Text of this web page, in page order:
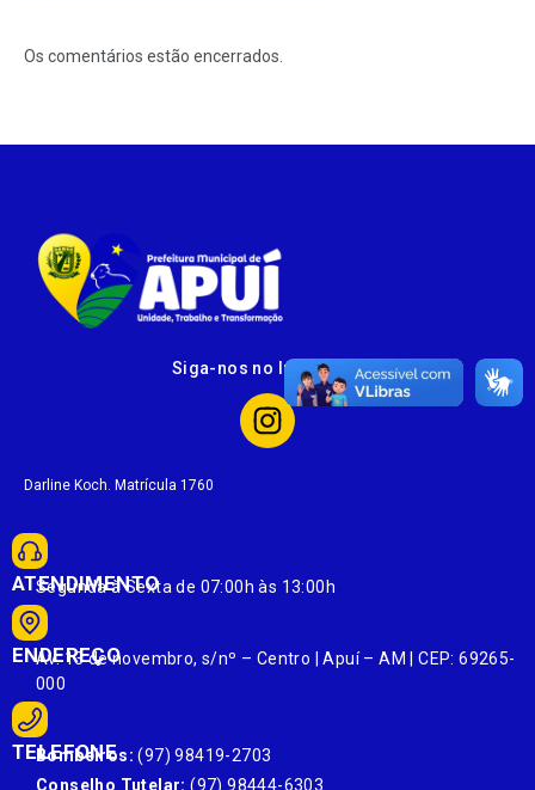
Os comentários estão encerrados.
Siga-nos no Instagram
Darline Koch. Matrícula 1760
ATENDIMENTO
Segunda à Sexta de 07:00h às 13:00h
ENDEREÇO
Av. 13 de novembro, s/nº – Centro | Apuí – AM | CEP: 69265-
000
TELEFONE
Bombeiros: (97) 98419-2703
Conselho Tutelar: (97) 98444-6303